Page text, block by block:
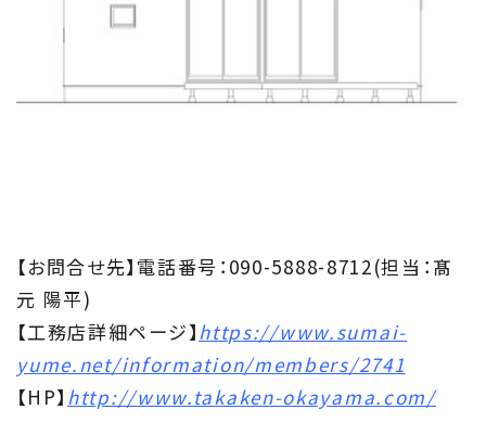
【お問合せ先】電話番号：090-5888-8712(担当：髙
元 陽平)
【工務店詳細ページ】 https://www.sumai-
yume.net/information/members/2741
【HP】 http://www.takaken-okayama.com/